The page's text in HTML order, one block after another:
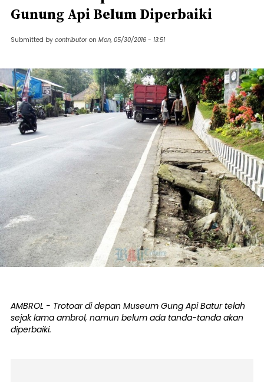
Gunung Api Belum Diperbaiki
Submitted by contributor on Mon, 05/30/2016 - 13:51
AMBROL - Trotoar di depan Museum Gung Api Batur telah
sejak lama ambrol, namun belum ada tanda-tanda akan
diperbaiki.